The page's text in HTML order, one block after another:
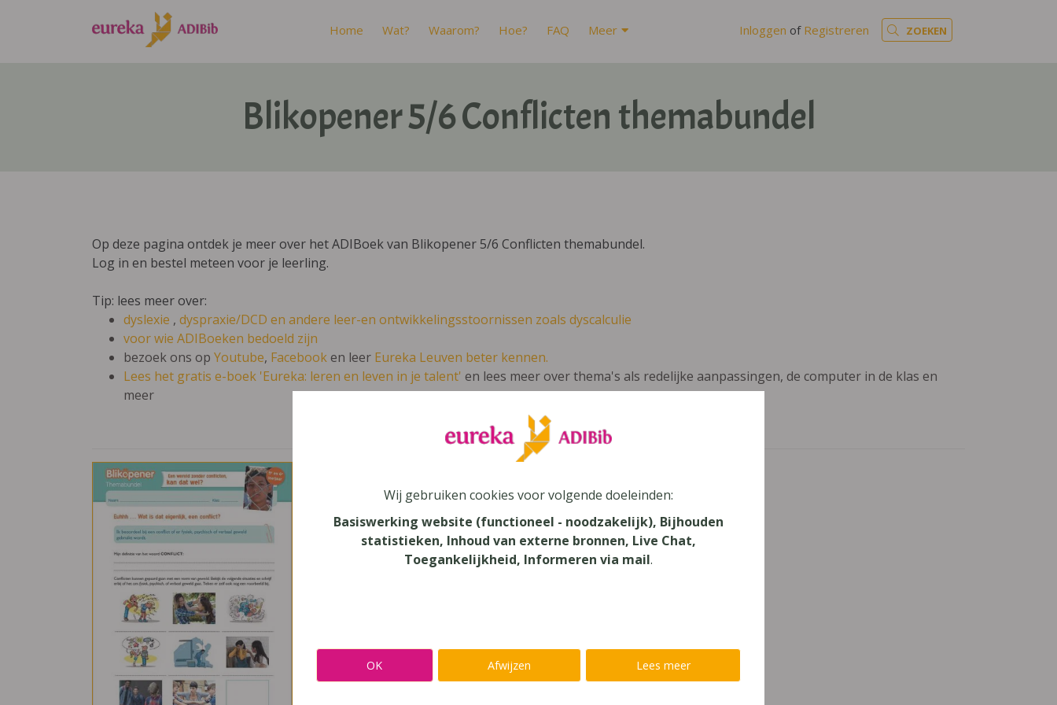
Home Wat? Waarom? Hoe? FAQ Meer Inloggen of Registreren ZOEKEN
Blikopener 5/6 Conflicten themabundel
Op deze pagina ontdek je meer over het ADIBoek van Blikopener 5/6 Conflicten themabundel.
Log in en bestel meteen voor je leerling.
Tip: lees meer over:
dyslexie , dyspraxie/DCD en andere leer-en ontwikkelingsstoornissen zoals dyscalculie
voor wie ADIBoeken bedoeld zijn
bezoek ons op Youtube, Facebooken leer Eureka Leuven beter kennen.
Lees het gratis e-boek 'Eureka: leren en leven in je talent' en lees meer over thema's als redelijke aanpassingen, de computer in de klas en
meer
W.O.
Uitgeverij
Averbode
Wij gebruiken cookies voor volgende doeleinden:
Basiswerking website (functioneel - noodzakelijk), Bijhouden
statistieken, Inhoud van externe bronnen, Live Chat,
Toegankelijkheid, Informeren via mail.
OK Afwijzen Lees meer